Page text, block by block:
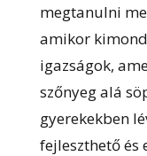
megtanulni
amikor
igazságok,
szőnyeg alá
gyerekekben
fejleszthető és